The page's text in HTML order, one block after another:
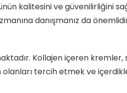
kalitesini ve güvenilirliğini
danışmanız da
Kollajen içeren
olanları tercih etmek ve